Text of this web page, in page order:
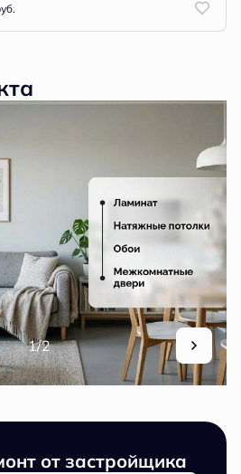
1/2
от застройщика